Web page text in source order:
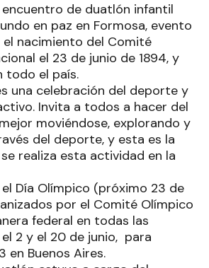
de duatlón infantil
en paz en Formosa, evento
nacimiento del Comité
el 23 de junio de 1894, y
todo el país.
una celebración del deporte y
Invita a todos a hacer del
moviéndose, explorando y
del deporte, y esta es la
realiza esta actividad en la
Día Olímpico (próximo 23 de
por el Comité Olímpico
federal en todas las
2 y el 20 de junio, para
en Buenos Aires.